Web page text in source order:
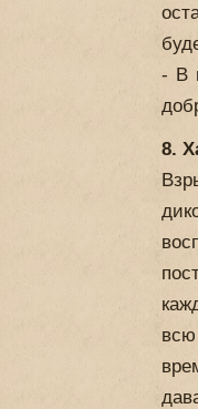
- В
8.